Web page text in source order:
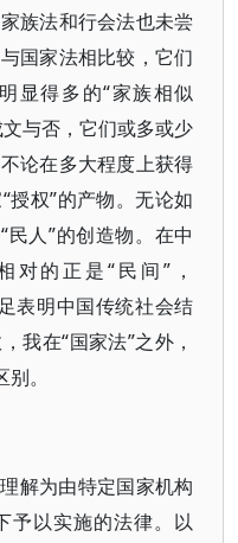
族法和行会法也未尝
国家法相比较，它们
显得多的“家族相似
与否，它们或多或少
论在多大程度上获得
授权”的产物。无论如
民人”的创造物。在中
对的正是“民间”，
表明中国传统社会结
我在“国家法”之外，
。
解为由特定国家机构
予以实施的法律。以